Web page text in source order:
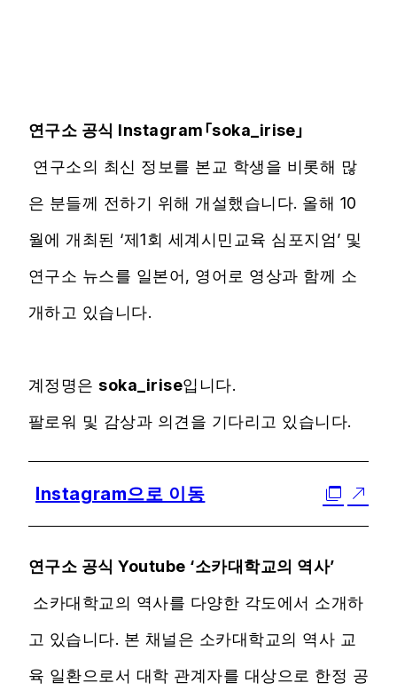
연구소 공식 Instagram「soka_irise」
연구소의 최신 정보를 본교 학생을 비롯해 많
은 분들께 전하기 위해 개설했습니다. 올해 10
월에 개최된 ‘제1회 세계시민교육 심포지엄’ 및
연구소 뉴스를 일본어, 영어로 영상과 함께 소
개하고 있습니다.
계정명은soka_irise입니다.
팔로워 및 감상과 의견을 기다리고 있습니다.
Instagram으로 이동
연구소 공식 Youtube ‘소카대학교의 역사’
소카대학교의 역사를 다양한 각도에서 소개하
고 있습니다. 본 채널은 소카대학교의 역사 교
육 일환으로서 대학 관계자를 대상으로 한정 공